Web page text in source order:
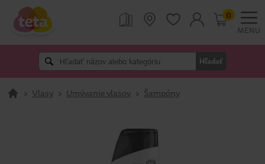
MENU
Hľadať
0
> Vlasy > Umývanie vlasov > Šampóny